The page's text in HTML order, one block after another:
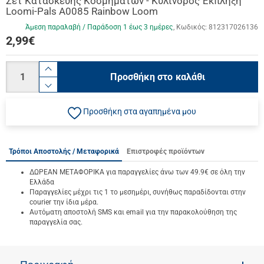
Loomi-Pals Α0085 Rainbow Loom
Άμεση παραλαβή / Παράδoση 1 έως 3 ημέρες Κωδικός: 812317026136
2,99€
product.increase.quantity
product.decrease.quantity
Προσθήκη στο καλάθι
Προσθήκη στα αγαπημένα μου
Τρόποι Αποστολής / Μεταφορικά Επιστροφές προϊόντων
ΔΩΡΕΑΝ ΜΕΤΑΦΟΡΙΚΑ για παραγγελίες άνω των 49.9€ σε όλη την
Ελλάδα
Παραγγελίες μέχρι τις 1 το μεσημέρι, συνήθως παραδίδονται στην
courier την ίδια μέρα.
Αυτόματη αποστολή SMS και email για την παρακολούθηση της
παραγγελία σας.